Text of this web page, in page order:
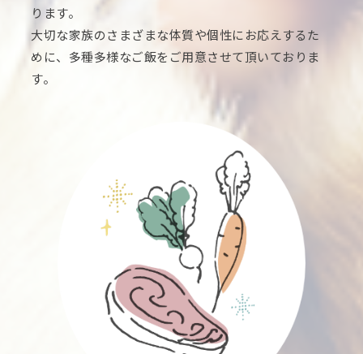
ります。
大切な家族のさまざまな体質や個性にお応えするた
めに、多種多様なご飯をご用意させて頂いておりま
す。